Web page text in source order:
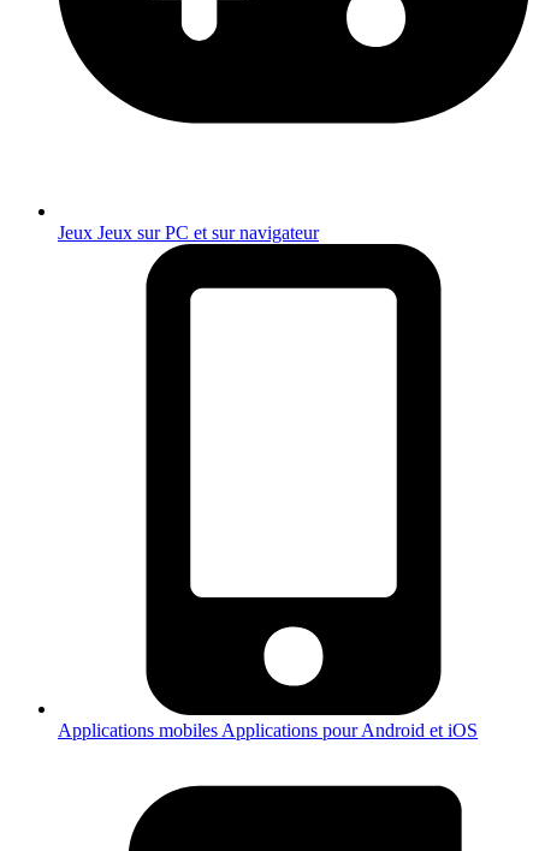
Jeux Jeux sur PC et sur navigateur
Applications mobiles Applications pour Android et iOS